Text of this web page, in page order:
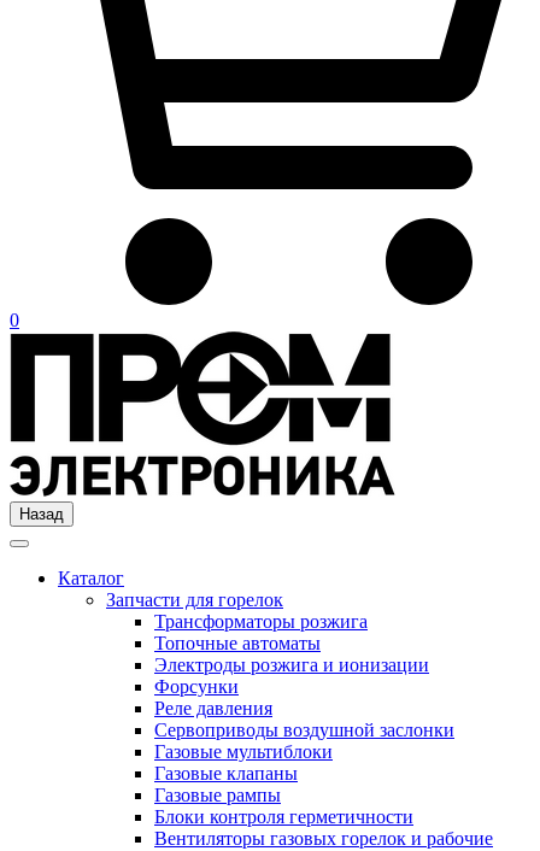
0
Назад
Каталог
Запчасти для горелок
Трансформаторы розжига
Топочные автоматы
Электроды розжига и ионизации
Форсунки
Реле давления
Сервоприводы воздушной заслонки
Газовые мультиблоки
Газовые клапаны
Газовые рампы
Блоки контроля герметичности
Вентиляторы газовых горелок и рабочие